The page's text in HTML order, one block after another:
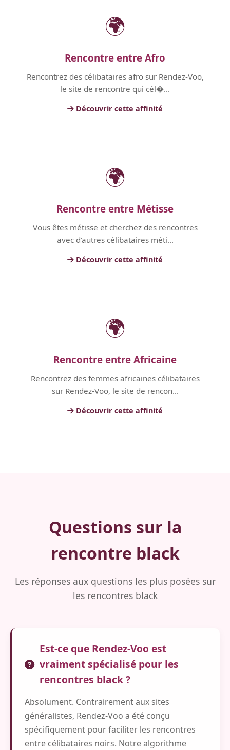
🌍
Rencontre entre Afro
Rencontrez des célibataires afro sur Rendez-Voo,
le site de rencontre qui cél�...
Découvrir cette affinité
🌍
Rencontre entre Métisse
Vous êtes métisse et cherchez des rencontres
avec d'autres célibataires méti...
Découvrir cette affinité
🌍
Rencontre entre Africaine
Rencontrez des femmes africaines célibataires
sur Rendez-Voo, le site de rencon...
Découvrir cette affinité
Questions sur la
rencontre black
Les réponses aux questions les plus posées sur
les rencontres black
Est-ce que Rendez-Voo est
vraiment spécialisé pour les
rencontres black ?
Absolument. Contrairement aux sites
généralistes, Rendez-Voo a été conçu
spécifiquement pour faciliter les rencontres
entre célibataires noirs. Notre algorithme